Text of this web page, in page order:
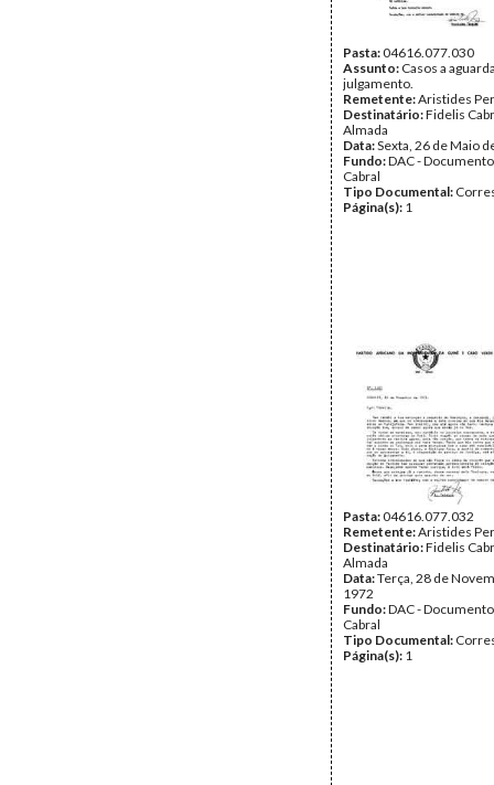
Pasta:04616.077.030
Assunto: Casos a
julgamento.
Remetente:Aristides
Destinatário:Fidelis
Almada
Data:Sexta, 26 de Maio
Fundo:DAC -
Cabral
Tipo Documental:
Página(s): 1
Pasta:04616.077.032
Remetente:Aristides
Destinatário:Fidelis
Almada
Data:Terça, 28 de
1972
Fundo:DAC -
Cabral
Tipo Documental:
Página(s): 1